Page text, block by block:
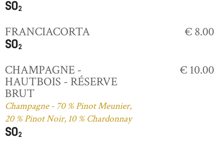
FRANCIACORTA € 8.00
CHAMPAGNE -
HAUTBOIS - RÉSERVE
BRUT
Champagne - 70 % Pinot Meunier,
20 % Pinot Noir, 10 % Chardonnay
€ 10.00